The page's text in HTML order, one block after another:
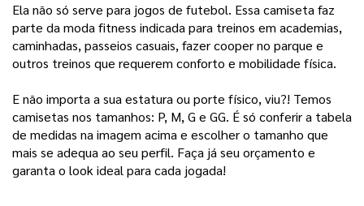
Ela não só serve para jogos de futebol. Essa camiseta faz
parte da moda fitness indicada para treinos em academias,
caminhadas, passeios casuais, fazer cooper no parque e
outros treinos que requerem conforto e mobilidade física.
E não importa a sua estatura ou porte físico, viu?! Temos
camisetas nos tamanhos: P, M, G e GG. É só conferir a tabela
de medidas na imagem acima e escolher o tamanho que
mais se adequa ao seu perfil. Faça já seu orçamento e
garanta o look ideal para cada jogada!